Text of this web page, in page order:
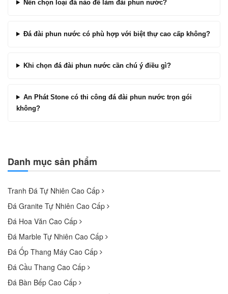
Danh mục sản phẩm
Tranh Đá Tự Nhiên Cao Cấp
Đá Granite Tự Nhiên Cao Cấp
Đá Hoa Văn Cao Cấp
Đá Marble Tự Nhiên Cao Cấp
Đá Ốp Thang Máy Cao Cấp
Đá Cầu Thang Cao Cấp
Đá Bàn Bếp Cao Cấp
Nên chọn loại đá nào để làm đài phun nước?
Đá đài phun nước có phù hợp với biệt thự cao cấp không?
Khi chọn đá đài phun nước cần chú ý điều gì?
An Phát Stone có thi công đá đài phun nước trọn gói
không?